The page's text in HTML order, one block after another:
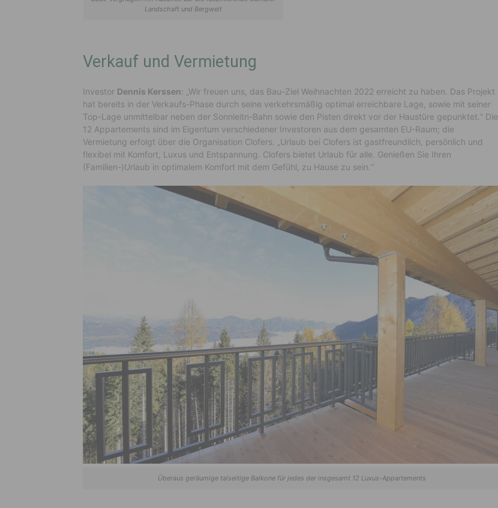
Landschaft und Bergwelt
Verkauf und Vermietung
Investor Dennis Kerssen: „Wir freuen uns, das Bau-Ziel Weihnachten 2022 erreicht zu haben. Das Projekt
hat bereits in der Verkaufs-Phase durch seine verkehrsmäßig optimal erreichbare Lage, sowie mit seiner
Top-Lage unmittelbar neben der Sonnleitn-Bahn sowie den Pisten direkt vor der Haustüre gepunktet.“ Die
12 Appartements sind im Eigentum verschiedener Investoren aus dem gesamten EU-Raum; die
Vermietung erfolgt über die Organisation Clofers. „Urlaub bei Clofers ist gastfreundlich, persönlich und
flexibel mit Komfort, Luxus und Entspannung. Clofers bietet Urlaub für alle. Genießen Sie Ihren
(Familien-)Urlaub in optimalem Komfort mit dem Gefühl, zu Hause zu sein.“
Überaus geräumige talseitige Balkone für jedes der insgesamt 12 Luxus-Appartements